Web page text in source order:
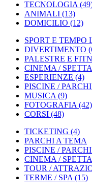
TECNOLOGIA
ANIMALI (13)
DOMICILIO (12)
SPORT E TEMPO
DIVERTIMENTO
PALESTRE E
CINEMA /
ESPERIENZE (4)
PISCINE /
MUSICA (9)
FOTOGRAFIA (42)
CORSI (48)
TICKETING (4)
PARCHI A TEMA
PISCINE /
CINEMA /
TOUR /
TERME / SPA (15)